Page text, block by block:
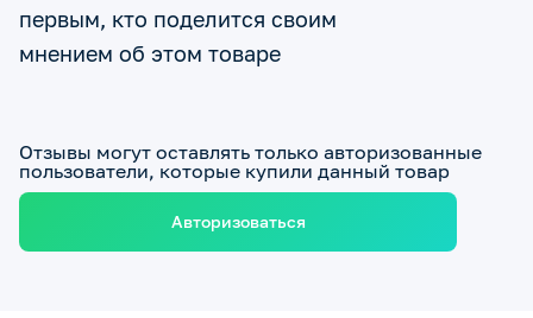
первым, кто поделится своим
мнением об этом товаре
Отзывы могут оставлять только авторизованные
пользователи, которые купили данный товар
Авторизоваться